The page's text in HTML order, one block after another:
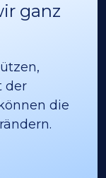
ganz
der
die